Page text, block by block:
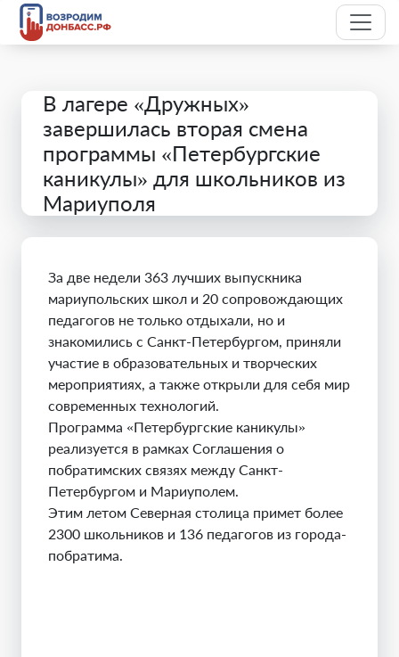
В лагере «Дружных»
завершилась вторая смена
программы «Петербургские
каникулы» для школьников из
Мариуполя
За две недели 363 лучших выпускника
мариупольских школ и 20 сопровождающих
педагогов не только отдыхали, но и
знакомились с Санкт-Петербургом, приняли
участие в образовательных и творческих
мероприятиях, а также открыли для себя мир
современных технологий.
Программа «Петербургские каникулы»
реализуется в рамках Соглашения о
побратимских связях между Санкт-
Петербургом и Мариуполем.
Этим летом Северная столица примет более
2300 школьников и 136 педагогов из города-
побратима.